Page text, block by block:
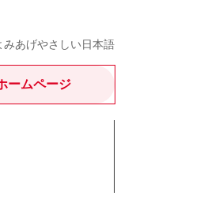
みあげやさしい日本語
ームページ